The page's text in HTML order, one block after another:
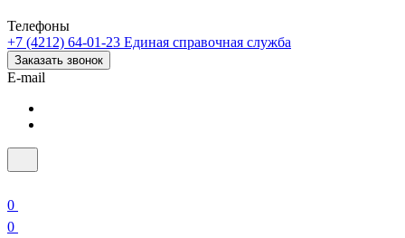
Телефоны
+7 (4212) 64-01-23 Единая справочная служба
Заказать звонок
E-mail
0
0